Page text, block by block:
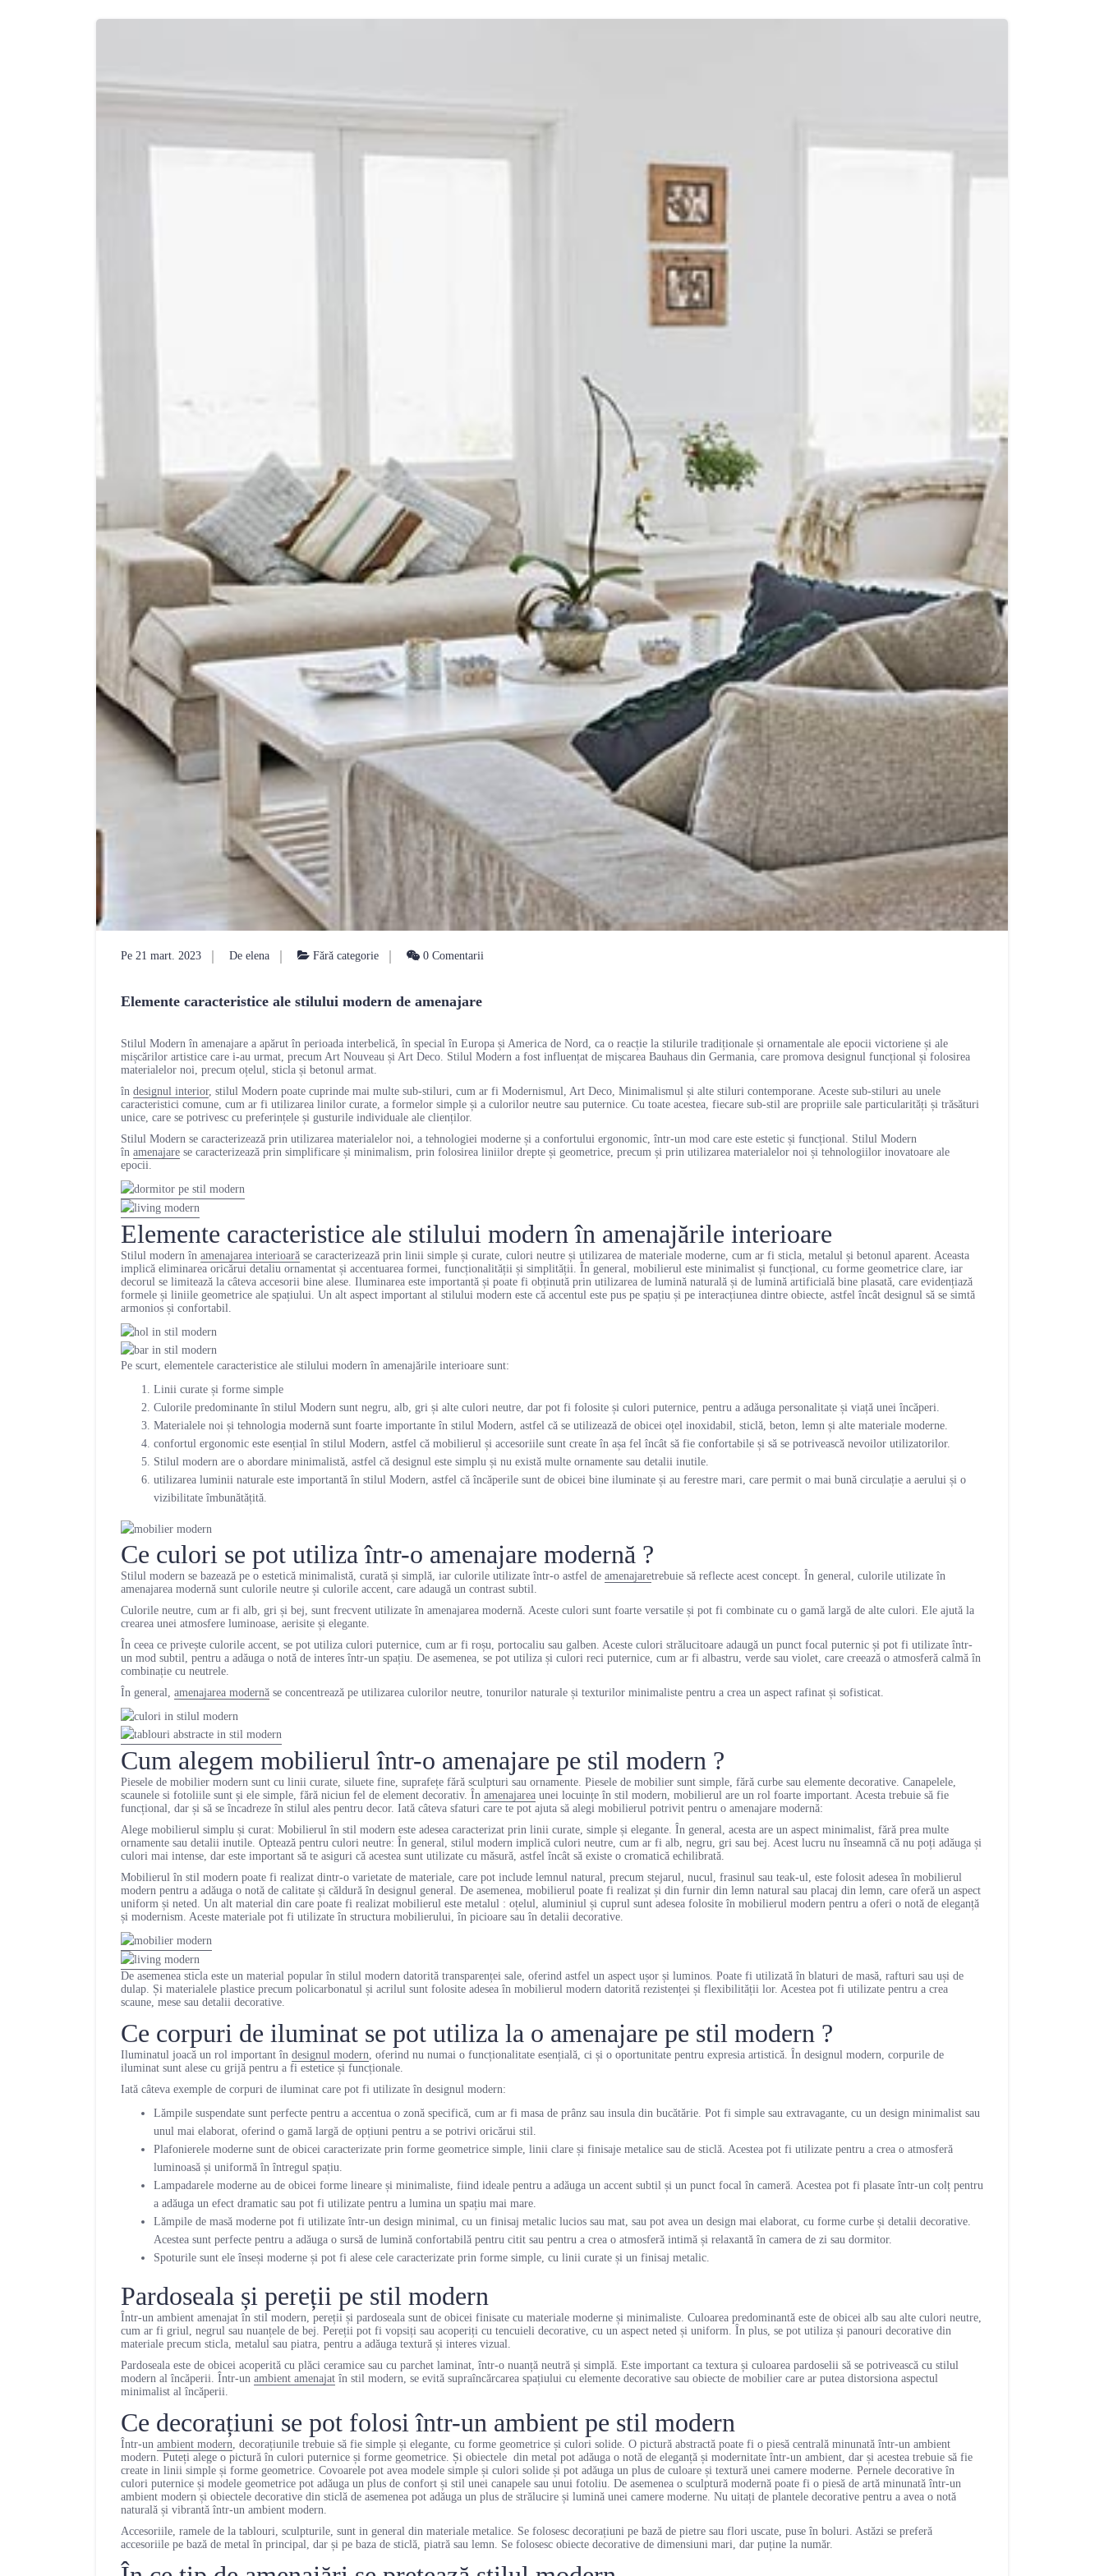
Pe 21 mart. 2023 De elena Fără categorie 0 Comentarii
Elemente caracteristice ale stilului modern de amenajare
Stilul Modern în amenajare a apărut în perioada interbelică, în special în Europa și America de Nord, ca o reacție la stilurile tradiționale și ornamentale ale epocii victoriene și ale
mișcărilor artistice care i-au urmat, precum Art Nouveau și Art Deco. Stilul Modern a fost influențat de mișcarea Bauhaus din Germania, care promova designul funcțional și folosirea
materialelor noi, precum oțelul, sticla și betonul armat.
în designul interior, stilul Modern poate cuprinde mai multe sub-stiluri, cum ar fi Modernismul, Art Deco, Minimalismul și alte stiluri contemporane. Aceste sub-stiluri au unele
caracteristici comune, cum ar fi utilizarea linilor curate, a formelor simple și a culorilor neutre sau puternice. Cu toate acestea, fiecare sub-stil are propriile sale particularități și trăsături
unice, care se potrivesc cu preferințele și gusturile individuale ale clienților.
Stilul Modern se caracterizează prin utilizarea materialelor noi, a tehnologiei moderne și a confortului ergonomic, într-un mod care este estetic și funcțional. Stilul Modern
în amenajare se caracterizează prin simplificare și minimalism, prin folosirea liniilor drepte și geometrice, precum și prin utilizarea materialelor noi și tehnologiilor inovatoare ale
epocii.
Elemente caracteristice ale stilului modern în amenajările interioare
Stilul modern în amenajarea interioară se caracterizează prin linii simple și curate, culori neutre și utilizarea de materiale moderne, cum ar fi sticla, metalul și betonul aparent. Aceasta
implică eliminarea oricărui detaliu ornamentat și accentuarea formei, funcționalității și simplității. În general, mobilierul este minimalist și funcțional, cu forme geometrice clare, iar
decorul se limitează la câteva accesorii bine alese. Iluminarea este importantă și poate fi obținută prin utilizarea de lumină naturală și de lumină artificială bine plasată, care evidențiază
formele și liniile geometrice ale spațiului. Un alt aspect important al stilului modern este că accentul este pus pe spațiu și pe interacțiunea dintre obiecte, astfel încât designul să se simtă
armonios și confortabil.
Pe scurt, elementele caracteristice ale stilului modern în amenajările interioare sunt:
Linii curate și forme simple
Culorile predominante în stilul Modern sunt negru, alb, gri și alte culori neutre, dar pot fi folosite și culori puternice, pentru a adăuga personalitate și viață unei încăperi.
Materialele noi și tehnologia modernă sunt foarte importante în stilul Modern, astfel că se utilizează de obicei oțel inoxidabil, sticlă, beton, lemn și alte materiale moderne.
confortul ergonomic este esențial în stilul Modern, astfel că mobilierul și accesoriile sunt create în așa fel încât să fie confortabile și să se potrivească nevoilor utilizatorilor.
Stilul modern are o abordare minimalistă, astfel că designul este simplu și nu există multe ornamente sau detalii inutile.
utilizarea luminii naturale este importantă în stilul Modern, astfel că încăperile sunt de obicei bine iluminate și au ferestre mari, care permit o mai bună circulație a aerului și o
vizibilitate îmbunătățită.
Ce culori se pot utiliza într-o amenajare modernă ?
Stilul modern se bazează pe o estetică minimalistă, curată și simplă, iar culorile utilizate într-o astfel de amenajaretrebuie să reflecte acest concept. În general, culorile utilizate în
amenajarea modernă sunt culorile neutre și culorile accent, care adaugă un contrast subtil.
Culorile neutre, cum ar fi alb, gri și bej, sunt frecvent utilizate în amenajarea modernă. Aceste culori sunt foarte versatile și pot fi combinate cu o gamă largă de alte culori. Ele ajută la
crearea unei atmosfere luminoase, aerisite și elegante.
În ceea ce privește culorile accent, se pot utiliza culori puternice, cum ar fi roșu, portocaliu sau galben. Aceste culori strălucitoare adaugă un punct focal puternic și pot fi utilizate într-
un mod subtil, pentru a adăuga o notă de interes într-un spațiu. De asemenea, se pot utiliza și culori reci puternice, cum ar fi albastru, verde sau violet, care creează o atmosferă calmă în
combinație cu neutrele.
În general, amenajarea modernă se concentrează pe utilizarea culorilor neutre, tonurilor naturale și texturilor minimaliste pentru a crea un aspect rafinat și sofisticat.
Cum alegem mobilierul într-o amenajare pe stil modern ?
Piesele de mobilier modern sunt cu linii curate, siluete fine, suprafețe fără sculpturi sau ornamente. Piesele de mobilier sunt simple, fără curbe sau elemente decorative. Canapelele,
scaunele si fotoliile sunt și ele simple, fără niciun fel de element decorativ. În amenajarea unei locuințe în stil modern, mobilierul are un rol foarte important. Acesta trebuie să fie
funcțional, dar și să se încadreze în stilul ales pentru decor. Iată câteva sfaturi care te pot ajuta să alegi mobilierul potrivit pentru o amenajare modernă:
Alege mobilierul simplu și curat: Mobilierul în stil modern este adesea caracterizat prin linii curate, simple și elegante. În general, acesta are un aspect minimalist, fără prea multe
ornamente sau detalii inutile. Optează pentru culori neutre: În general, stilul modern implică culori neutre, cum ar fi alb, negru, gri sau bej. Acest lucru nu înseamnă că nu poți adăuga și
culori mai intense, dar este important să te asiguri că acestea sunt utilizate cu măsură, astfel încât să existe o cromatică echilibrată.
Mobilierul în stil modern poate fi realizat dintr-o varietate de materiale, care pot include lemnul natural, precum stejarul, nucul, frasinul sau teak-ul, este folosit adesea în mobilierul
modern pentru a adăuga o notă de calitate și căldură în designul general. De asemenea, mobilierul poate fi realizat și din furnir din lemn natural sau placaj din lemn, care oferă un aspect
uniform și neted. Un alt material din care poate fi realizat mobilierul este metalul : oțelul, aluminiul și cuprul sunt adesea folosite în mobilierul modern pentru a oferi o notă de eleganță
și modernism. Aceste materiale pot fi utilizate în structura mobilierului, în picioare sau în detalii decorative.
De asemenea sticla este un material popular în stilul modern datorită transparenței sale, oferind astfel un aspect ușor și luminos. Poate fi utilizată în blaturi de masă, rafturi sau uși de
dulap. Și materialele plastice precum policarbonatul și acrilul sunt folosite adesea în mobilierul modern datorită rezistenței și flexibilității lor. Acestea pot fi utilizate pentru a crea
scaune, mese sau detalii decorative.
Ce corpuri de iluminat se pot utiliza la o amenajare pe stil modern ?
Iluminatul joacă un rol important în designul modern, oferind nu numai o funcționalitate esențială, ci și o oportunitate pentru expresia artistică. În designul modern, corpurile de
iluminat sunt alese cu grijă pentru a fi estetice și funcționale.
Iată câteva exemple de corpuri de iluminat care pot fi utilizate în designul modern:
Lămpile suspendate sunt perfecte pentru a accentua o zonă specifică, cum ar fi masa de prânz sau insula din bucătărie. Pot fi simple sau extravagante, cu un design minimalist sau
unul mai elaborat, oferind o gamă largă de opțiuni pentru a se potrivi oricărui stil.
Plafonierele moderne sunt de obicei caracterizate prin forme geometrice simple, linii clare și finisaje metalice sau de sticlă. Acestea pot fi utilizate pentru a crea o atmosferă
luminoasă și uniformă în întregul spațiu.
Lampadarele moderne au de obicei forme lineare și minimaliste, fiind ideale pentru a adăuga un accent subtil și un punct focal în cameră. Acestea pot fi plasate într-un colț pentru
a adăuga un efect dramatic sau pot fi utilizate pentru a lumina un spațiu mai mare.
Lămpile de masă moderne pot fi utilizate într-un design minimal, cu un finisaj metalic lucios sau mat, sau pot avea un design mai elaborat, cu forme curbe și detalii decorative.
Acestea sunt perfecte pentru a adăuga o sursă de lumină confortabilă pentru citit sau pentru a crea o atmosferă intimă și relaxantă în camera de zi sau dormitor.
Spoturile sunt ele înseși moderne și pot fi alese cele caracterizate prin forme simple, cu linii curate și un finisaj metalic.
Pardoseala și pereții pe stil modern
Într-un ambient amenajat în stil modern, pereții și pardoseala sunt de obicei finisate cu materiale moderne și minimaliste. Culoarea predominantă este de obicei alb sau alte culori neutre,
cum ar fi griul, negrul sau nuanțele de bej. Pereții pot fi vopsiți sau acoperiți cu tencuieli decorative, cu un aspect neted și uniform. În plus, se pot utiliza și panouri decorative din
materiale precum sticla, metalul sau piatra, pentru a adăuga textură și interes vizual.
Pardoseala este de obicei acoperită cu plăci ceramice sau cu parchet laminat, într-o nuanță neutră și simplă. Este important ca textura și culoarea pardoselii să se potrivească cu stilul
modern al încăperii. Într-un ambient amenajat în stil modern, se evită supraîncărcarea spațiului cu elemente decorative sau obiecte de mobilier care ar putea distorsiona aspectul
minimalist al încăperii.
Ce decorațiuni se pot folosi într-un ambient pe stil modern
Într-un ambient modern, decorațiunile trebuie să fie simple și elegante, cu forme geometrice și culori solide. O pictură abstractă poate fi o piesă centrală minunată într-un ambient
modern. Puteți alege o pictură în culori puternice și forme geometrice. Și obiectele din metal pot adăuga o notă de eleganță și modernitate într-un ambient, dar și acestea trebuie să fie
create in linii simple și forme geometrice. Covoarele pot avea modele simple și culori solide și pot adăuga un plus de culoare și textură unei camere moderne. Pernele decorative în
culori puternice și modele geometrice pot adăuga un plus de confort și stil unei canapele sau unui fotoliu. De asemenea o sculptură modernă poate fi o piesă de artă minunată într-un
ambient modern și obiectele decorative din sticlă de asemenea pot adăuga un plus de strălucire și lumină unei camere moderne. Nu uitați de plantele decorative pentru a avea o notă
naturală și vibrantă într-un ambient modern.
Accesoriile, ramele de la tablouri, sculpturile, sunt in general din materiale metalice. Se folosesc decorațiuni pe bază de pietre sau flori uscate, puse în boluri. Astăzi se preferă
accesoriile pe bază de metal în principal, dar și pe baza de sticlă, piatră sau lemn. Se folosesc obiecte decorative de dimensiuni mari, dar puține la număr.